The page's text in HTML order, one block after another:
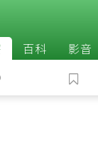
百科 影音